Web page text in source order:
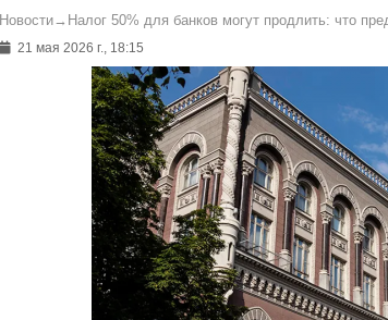
Новости→ Налог 50% для банков могут продлить: что
21 мая 2026 г., 18:15